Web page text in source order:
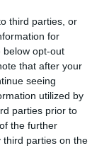
third parties, or
for
below opt-out
that after your
seeing
utilized by
parties prior to
the further
third parties on the